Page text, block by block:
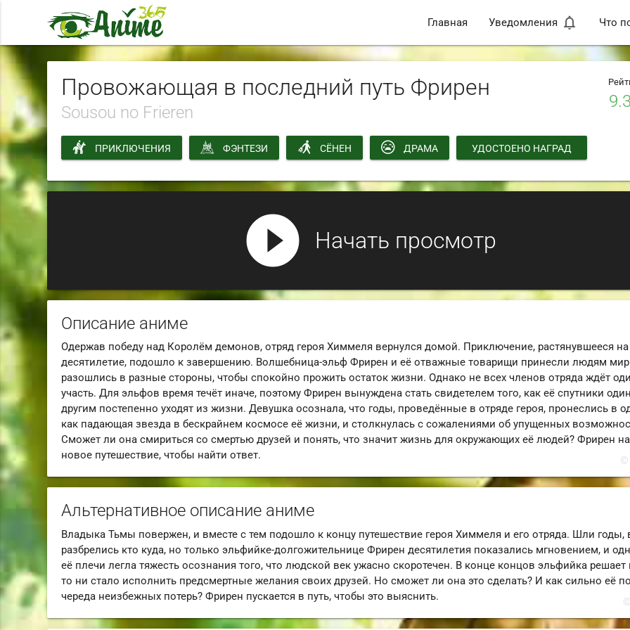
Главная Уведомления notifications_none Что
9.3
Провожающая в последний путь Фрирен
Sousou no Frieren
ПРИКЛЮЧЕНИЯ ФЭНТЕЗИ СЁНЕН ДРАМА УДОСТОЕНО НАГРАД
play_circle_filled Начать просмотр
Описание аниме
Одержав победу над Королём демонов, отряд героя Химмеля вернулся домой. Приключение, растянувшееся на
десятилетие, подошло к завершению. Волшебница-эльф Фрирен и её отважные товарищи принесли людям
разошлись в разные стороны, чтобы спокойно прожить остаток жизни. Однако не всех членов отряда ждёт
участь. Для эльфов время течёт иначе, поэтому Фрирен вынуждена стать свидетелем того, как её спутники
другим постепенно уходят из жизни. Девушка осознала, что годы, проведённые в отряде героя, пронеслись в
как падающая звезда в бескрайнем космосе её жизни, и столкнулась с сожалениями об упущенных
Сможет ли она смириться со смертью друзей и понять, что значит жизнь для окружающих её людей? Фрирен
новое путешествие, чтобы найти ответ.
©
Альтернативное описание аниме
Владыка Тьмы повержен, и вместе с тем подошло к концу путешествие героя Химмеля и его отряда. Шли годы,
разбрелись кто куда, но только эльфийке-долгожительнице Фрирен десятилетия показались мгновением, и
её плечи легла тяжесть осознания того, что людской век ужасно скоротечен. В конце концов эльфийка решает
то ни стало исполнить предсмертные желания своих друзей. Но сможет ли она это сделать? И как сильно её
череда неизбежных потерь? Фрирен пускается в путь, чтобы это выяснить.